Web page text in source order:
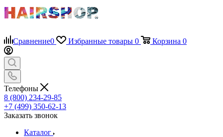
Сравнение0 Избранные товары 0 Корзина 0
Телефоны
8 (800) 234-29-85
+7 (499) 350-62-13
Заказать звонок
Каталог